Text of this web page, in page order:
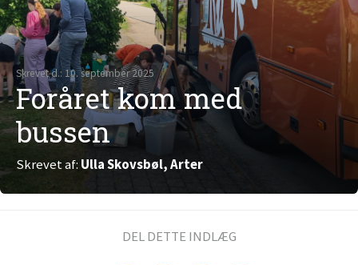
Skrevet d.: 10. september 2025
Foråret kom med
bussen
Skrevet af: Ulla Skovsbøl, Arter
DEL DETTE INDLÆG